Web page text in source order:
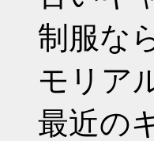
制服な
モリア
最近の